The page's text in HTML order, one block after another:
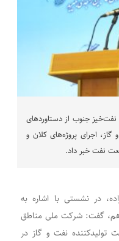
نفت‌خیز جنوب از دستاوردهای
اجرای پروژه‌های کلان و
نفت خبر داد.
در نشستی با اشاره به
گفت: شرکت ملی مناطق
تولیدکننده نفت و گاز در